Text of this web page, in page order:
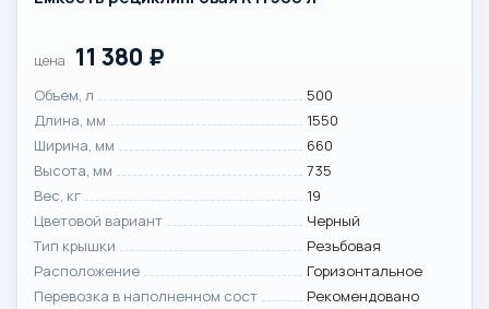
цена 11 380 ₽
Объем, л
500
Длина, мм
1550
Ширина, мм
660
Высота, мм
735
Вес, кг
19
Цветовой вариант
Черный
Тип крышки
Резьбовая
Расположение
Горизонтальное
Перевозка в наполненном сост
Рекомендовано